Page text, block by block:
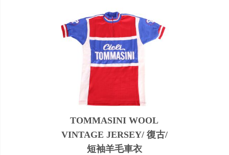
TOMMASINI WOOL
VINTAGE JERSEY/ 復古/
短袖羊毛車衣